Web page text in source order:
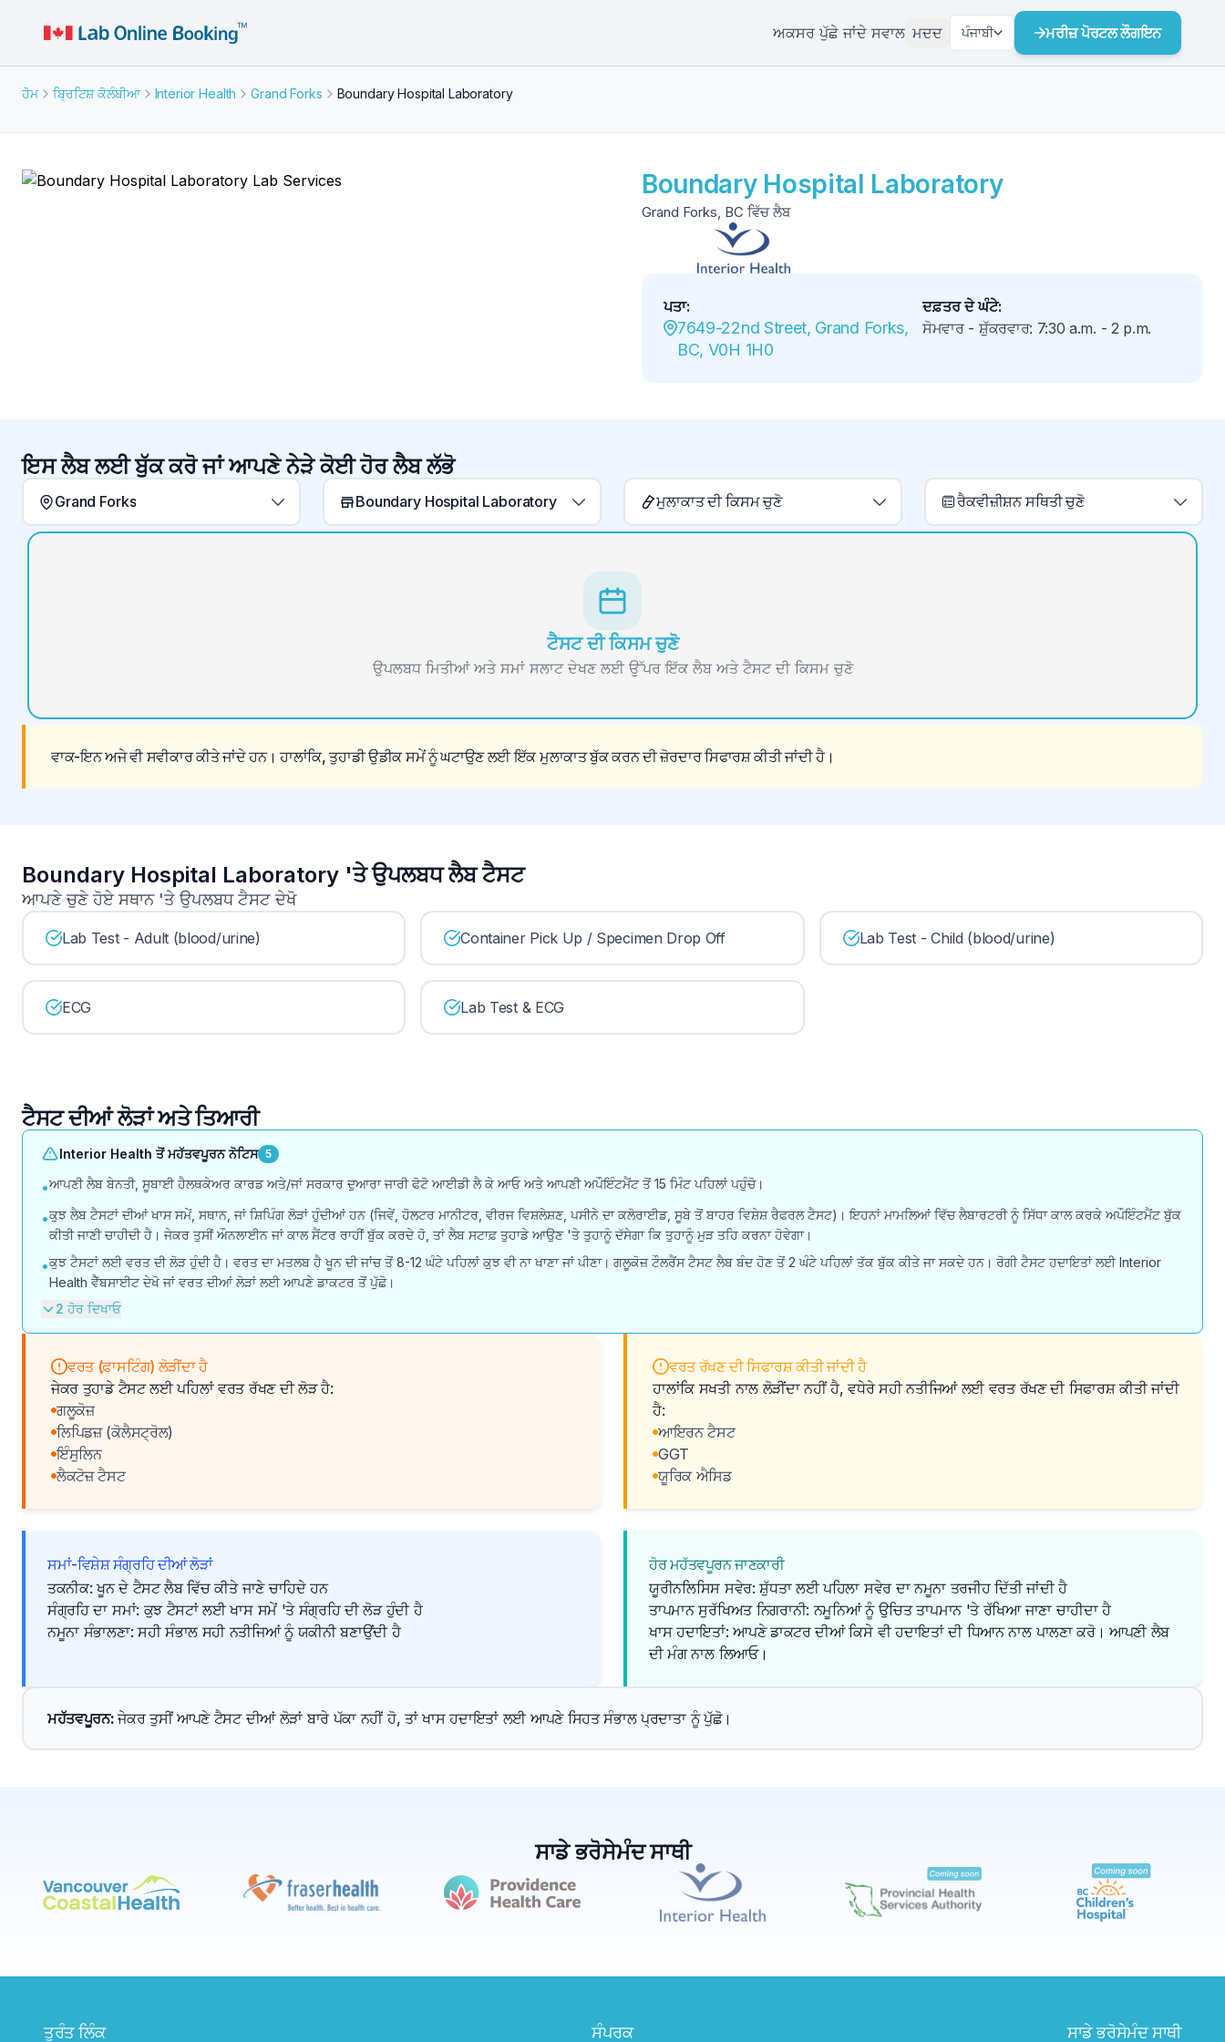
ਅਕਸਰ ਪੁੱਛੇ ਜਾਂਦੇ ਸਵਾਲ ਮਦਦ ਪੰਜਾਬੀ ਮਰੀਜ਼ ਪੋਰਟਲ ਲੌਗਇਨ
ਹੋਮ ਬ੍ਰਿਟਿਸ਼ ਕੋਲੰਬੀਆ Interior Health Grand Forks Boundary Hospital Laboratory
Boundary Hospital Laboratory
Grand Forks, BC ਵਿੱਚ ਲੈਬ
ਪਤਾ:
7649-22nd Street, Grand Forks,
BC, V0H 1H0
ਦਫ਼ਤਰ ਦੇ ਘੰਟੇ:
ਸੋਮਵਾਰ - ਸ਼ੁੱਕਰਵਾਰ: 7:30 a.m. - 2 p.m.
ਇਸ ਲੈਬ ਲਈ ਬੁੱਕ ਕਰੋ ਜਾਂ ਆਪਣੇ ਨੇੜੇ ਕੋਈ ਹੋਰ ਲੈਬ ਲੱਭੋ
Grand Forks Boundary Hospital Laboratory ਮੁਲਾਕਾਤ ਦੀ ਕਿਸਮ ਚੁਣੋ ਰੈਕਵੀਜ਼ੀਸ਼ਨ ਸਥਿਤੀ ਚੁਣੋ
ਟੈਸਟ ਦੀ ਕਿਸਮ ਚੁਣੋ
ਉਪਲਬਧ ਮਿਤੀਆਂ ਅਤੇ ਸਮਾਂ ਸਲਾਟ ਦੇਖਣ ਲਈ ਉੱਪਰ ਇੱਕ ਲੈਬ ਅਤੇ ਟੈਸਟ ਦੀ ਕਿਸਮ ਚੁਣੋ
ਵਾਕ-ਇਨ ਅਜੇ ਵੀ ਸਵੀਕਾਰ ਕੀਤੇ ਜਾਂਦੇ ਹਨ। ਹਾਲਾਂਕਿ, ਤੁਹਾਡੀ ਉਡੀਕ ਸਮੇਂ ਨੂੰ ਘਟਾਉਣ ਲਈ ਇੱਕ ਮੁਲਾਕਾਤ ਬੁੱਕ ਕਰਨ ਦੀ ਜ਼ੋਰਦਾਰ ਸਿਫਾਰਸ਼ ਕੀਤੀ ਜਾਂਦੀ ਹੈ।
Boundary Hospital Laboratory 'ਤੇ ਉਪਲਬਧ ਲੈਬ ਟੈਸਟ
ਆਪਣੇ ਚੁਣੇ ਹੋਏ ਸਥਾਨ 'ਤੇ ਉਪਲਬਧ ਟੈਸਟ ਦੇਖੋ
Lab Test - Adult (blood/urine) Container Pick Up / Specimen Drop Off Lab Test - Child (blood/urine)
ECG Lab Test & ECG
ਟੈਸਟ ਦੀਆਂ ਲੋੜਾਂ ਅਤੇ ਤਿਆਰੀ
Interior Health ਤੋਂ ਮਹੱਤਵਪੂਰਨ ਨੋਟਿਸ 5
•ਆਪਣੀ ਲੈਬ ਬੇਨਤੀ, ਸੂਬਾਈ ਹੈਲਥਕੇਅਰ ਕਾਰਡ ਅਤੇ/ਜਾਂ ਸਰਕਾਰ ਦੁਆਰਾ ਜਾਰੀ ਫੋਟੋ ਆਈਡੀ ਲੈ ਕੇ ਆਓ ਅਤੇ ਆਪਣੀ ਅਪੌਇੰਟਮੈਂਟ ਤੋਂ 15 ਮਿੰਟ ਪਹਿਲਾਂ ਪਹੁੰਚੋ।
•ਕੁਝ ਲੈਬ ਟੈਸਟਾਂ ਦੀਆਂ ਖਾਸ ਸਮੇਂ, ਸਥਾਨ, ਜਾਂ ਸ਼ਿਪਿੰਗ ਲੋੜਾਂ ਹੁੰਦੀਆਂ ਹਨ (ਜਿਵੇਂ, ਹੋਲਟਰ ਮਾਨੀਟਰ, ਵੀਰਜ ਵਿਸ਼ਲੇਸ਼ਣ, ਪਸੀਨੇ ਦਾ ਕਲੋਰਾਈਡ, ਸੂਬੇ ਤੋਂ ਬਾਹਰ ਵਿਸ਼ੇਸ਼ ਰੈਫਰਲ ਟੈਸਟ)। ਇਹਨਾਂ ਮਾਮਲਿਆਂ ਵਿੱਚ ਲੈਬਾਰਟਰੀ ਨੂੰ ਸਿੱਧਾ ਕਾਲ ਕਰਕੇ ਅਪੌਇੰਟਮੈਂਟ ਬੁੱਕ
ਕੀਤੀ ਜਾਣੀ ਚਾਹੀਦੀ ਹੈ। ਜੇਕਰ ਤੁਸੀਂ ਔਨਲਾਈਨ ਜਾਂ ਕਾਲ ਸੈਂਟਰ ਰਾਹੀਂ ਬੁੱਕ ਕਰਦੇ ਹੋ, ਤਾਂ ਲੈਬ ਸਟਾਫ਼ ਤੁਹਾਡੇ ਆਉਣ 'ਤੇ ਤੁਹਾਨੂੰ ਦੱਸੇਗਾ ਕਿ ਤੁਹਾਨੂੰ ਮੁੜ ਤਹਿ ਕਰਨਾ ਹੋਵੇਗਾ।
•ਕੁਝ ਟੈਸਟਾਂ ਲਈ ਵਰਤ ਦੀ ਲੋੜ ਹੁੰਦੀ ਹੈ। ਵਰਤ ਦਾ ਮਤਲਬ ਹੈ ਖੂਨ ਦੀ ਜਾਂਚ ਤੋਂ 8-12 ਘੰਟੇ ਪਹਿਲਾਂ ਕੁਝ ਵੀ ਨਾ ਖਾਣਾ ਜਾਂ ਪੀਣਾ। ਗਲੂਕੋਜ਼ ਟੌਲਰੈਂਸ ਟੈਸਟ ਲੈਬ ਬੰਦ ਹੋਣ ਤੋਂ 2 ਘੰਟੇ ਪਹਿਲਾਂ ਤੱਕ ਬੁੱਕ ਕੀਤੇ ਜਾ ਸਕਦੇ ਹਨ। ਰੋਗੀ ਟੈਸਟ ਹਦਾਇਤਾਂ ਲਈ Interior
Health ਵੈੱਬਸਾਈਟ ਦੇਖੋ ਜਾਂ ਵਰਤ ਦੀਆਂ ਲੋੜਾਂ ਲਈ ਆਪਣੇ ਡਾਕਟਰ ਤੋਂ ਪੁੱਛੋ।
2 ਹੋਰ ਦਿਖਾਓ
ਵਰਤ (ਫ਼ਾਸਟਿੰਗ) ਲੋੜੀਂਦਾ ਹੈ
ਜੇਕਰ ਤੁਹਾਡੇ ਟੈਸਟ ਲਈ ਪਹਿਲਾਂ ਵਰਤ ਰੱਖਣ ਦੀ ਲੋੜ ਹੈ:
ਗਲੂਕੋਜ਼
ਲਿਪਿਡਜ਼ (ਕੋਲੈਸਟ੍ਰੋਲ)
ਇੰਸੁਲਿਨ
ਲੈਕਟੋਜ਼ ਟੈਸਟ
ਵਰਤ ਰੱਖਣ ਦੀ ਸਿਫਾਰਸ਼ ਕੀਤੀ ਜਾਂਦੀ ਹੈ
ਹਾਲਾਂਕਿ ਸਖਤੀ ਨਾਲ ਲੋੜੀਂਦਾ ਨਹੀਂ ਹੈ, ਵਧੇਰੇ ਸਹੀ ਨਤੀਜਿਆਂ ਲਈ ਵਰਤ ਰੱਖਣ ਦੀ ਸਿਫਾਰਸ਼ ਕੀਤੀ ਜਾਂਦੀ
ਹੈ:
ਆਇਰਨ ਟੈਸਟ
GGT
ਯੂਰਿਕ ਐਸਿਡ
ਸਮਾਂ-ਵਿਸ਼ੇਸ਼ ਸੰਗ੍ਰਹਿ ਦੀਆਂ ਲੋੜਾਂ
ਤਕਨੀਕ: ਖੂਨ ਦੇ ਟੈਸਟ ਲੈਬ ਵਿੱਚ ਕੀਤੇ ਜਾਣੇ ਚਾਹਿਦੇ ਹਨ
ਸੰਗ੍ਰਹਿ ਦਾ ਸਮਾਂ: ਕੁਝ ਟੈਸਟਾਂ ਲਈ ਖਾਸ ਸਮੇਂ 'ਤੇ ਸੰਗ੍ਰਹਿ ਦੀ ਲੋੜ ਹੁੰਦੀ ਹੈ
ਨਮੂਨਾ ਸੰਭਾਲਣਾ: ਸਹੀ ਸੰਭਾਲ ਸਹੀ ਨਤੀਜਿਆਂ ਨੂੰ ਯਕੀਨੀ ਬਣਾਉਂਦੀ ਹੈ
ਹੋਰ ਮਹੱਤਵਪੂਰਨ ਜਾਣਕਾਰੀ
ਯੂਰੀਨਲਿਸਿਸ ਸਵੇਰ: ਸ਼ੁੱਧਤਾ ਲਈ ਪਹਿਲਾ ਸਵੇਰ ਦਾ ਨਮੂਨਾ ਤਰਜੀਹ ਦਿੱਤੀ ਜਾਂਦੀ ਹੈ
ਤਾਪਮਾਨ ਸੁਰੱਖਿਅਤ ਨਿਗਰਾਨੀ: ਨਮੂਨਿਆਂ ਨੂੰ ਉਚਿਤ ਤਾਪਮਾਨ 'ਤੇ ਰੱਖਿਆ ਜਾਣਾ ਚਾਹੀਦਾ ਹੈ
ਖਾਸ ਹਦਾਇਤਾਂ: ਆਪਣੇ ਡਾਕਟਰ ਦੀਆਂ ਕਿਸੇ ਵੀ ਹਦਾਇਤਾਂ ਦੀ ਧਿਆਨ ਨਾਲ ਪਾਲਣਾ ਕਰੋ। ਆਪਣੀ ਲੈਬ
ਦੀ ਮੰਗ ਨਾਲ ਲਿਆਓ।
ਮਹੱਤਵਪੂਰਨ: ਜੇਕਰ ਤੁਸੀਂ ਆਪਣੇ ਟੈਸਟ ਦੀਆਂ ਲੋੜਾਂ ਬਾਰੇ ਪੱਕਾ ਨਹੀਂ ਹੋ, ਤਾਂ ਖਾਸ ਹਦਾਇਤਾਂ ਲਈ ਆਪਣੇ ਸਿਹਤ ਸੰਭਾਲ ਪ੍ਰਦਾਤਾ ਨੂੰ ਪੁੱਛੋ।
ਸਾਡੇ ਭਰੋਸੇਮੰਦ ਸਾਥੀ
ਤੁਰੰਤ ਲਿੰਕ ਸੰਪਰਕ ਸਾਡੇ ਭਰੋਸੇਮੰਦ ਸਾਥੀ